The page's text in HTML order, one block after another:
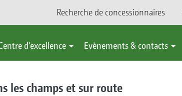
Recherche de concessionnaires
d'excellence Evènements & contacts
les champs et sur route